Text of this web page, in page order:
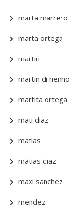
marta marrero
marta ortega
martin
martin di nenno
martita ortega
mati diaz
matias
matias diaz
maxi sanchez
mendez